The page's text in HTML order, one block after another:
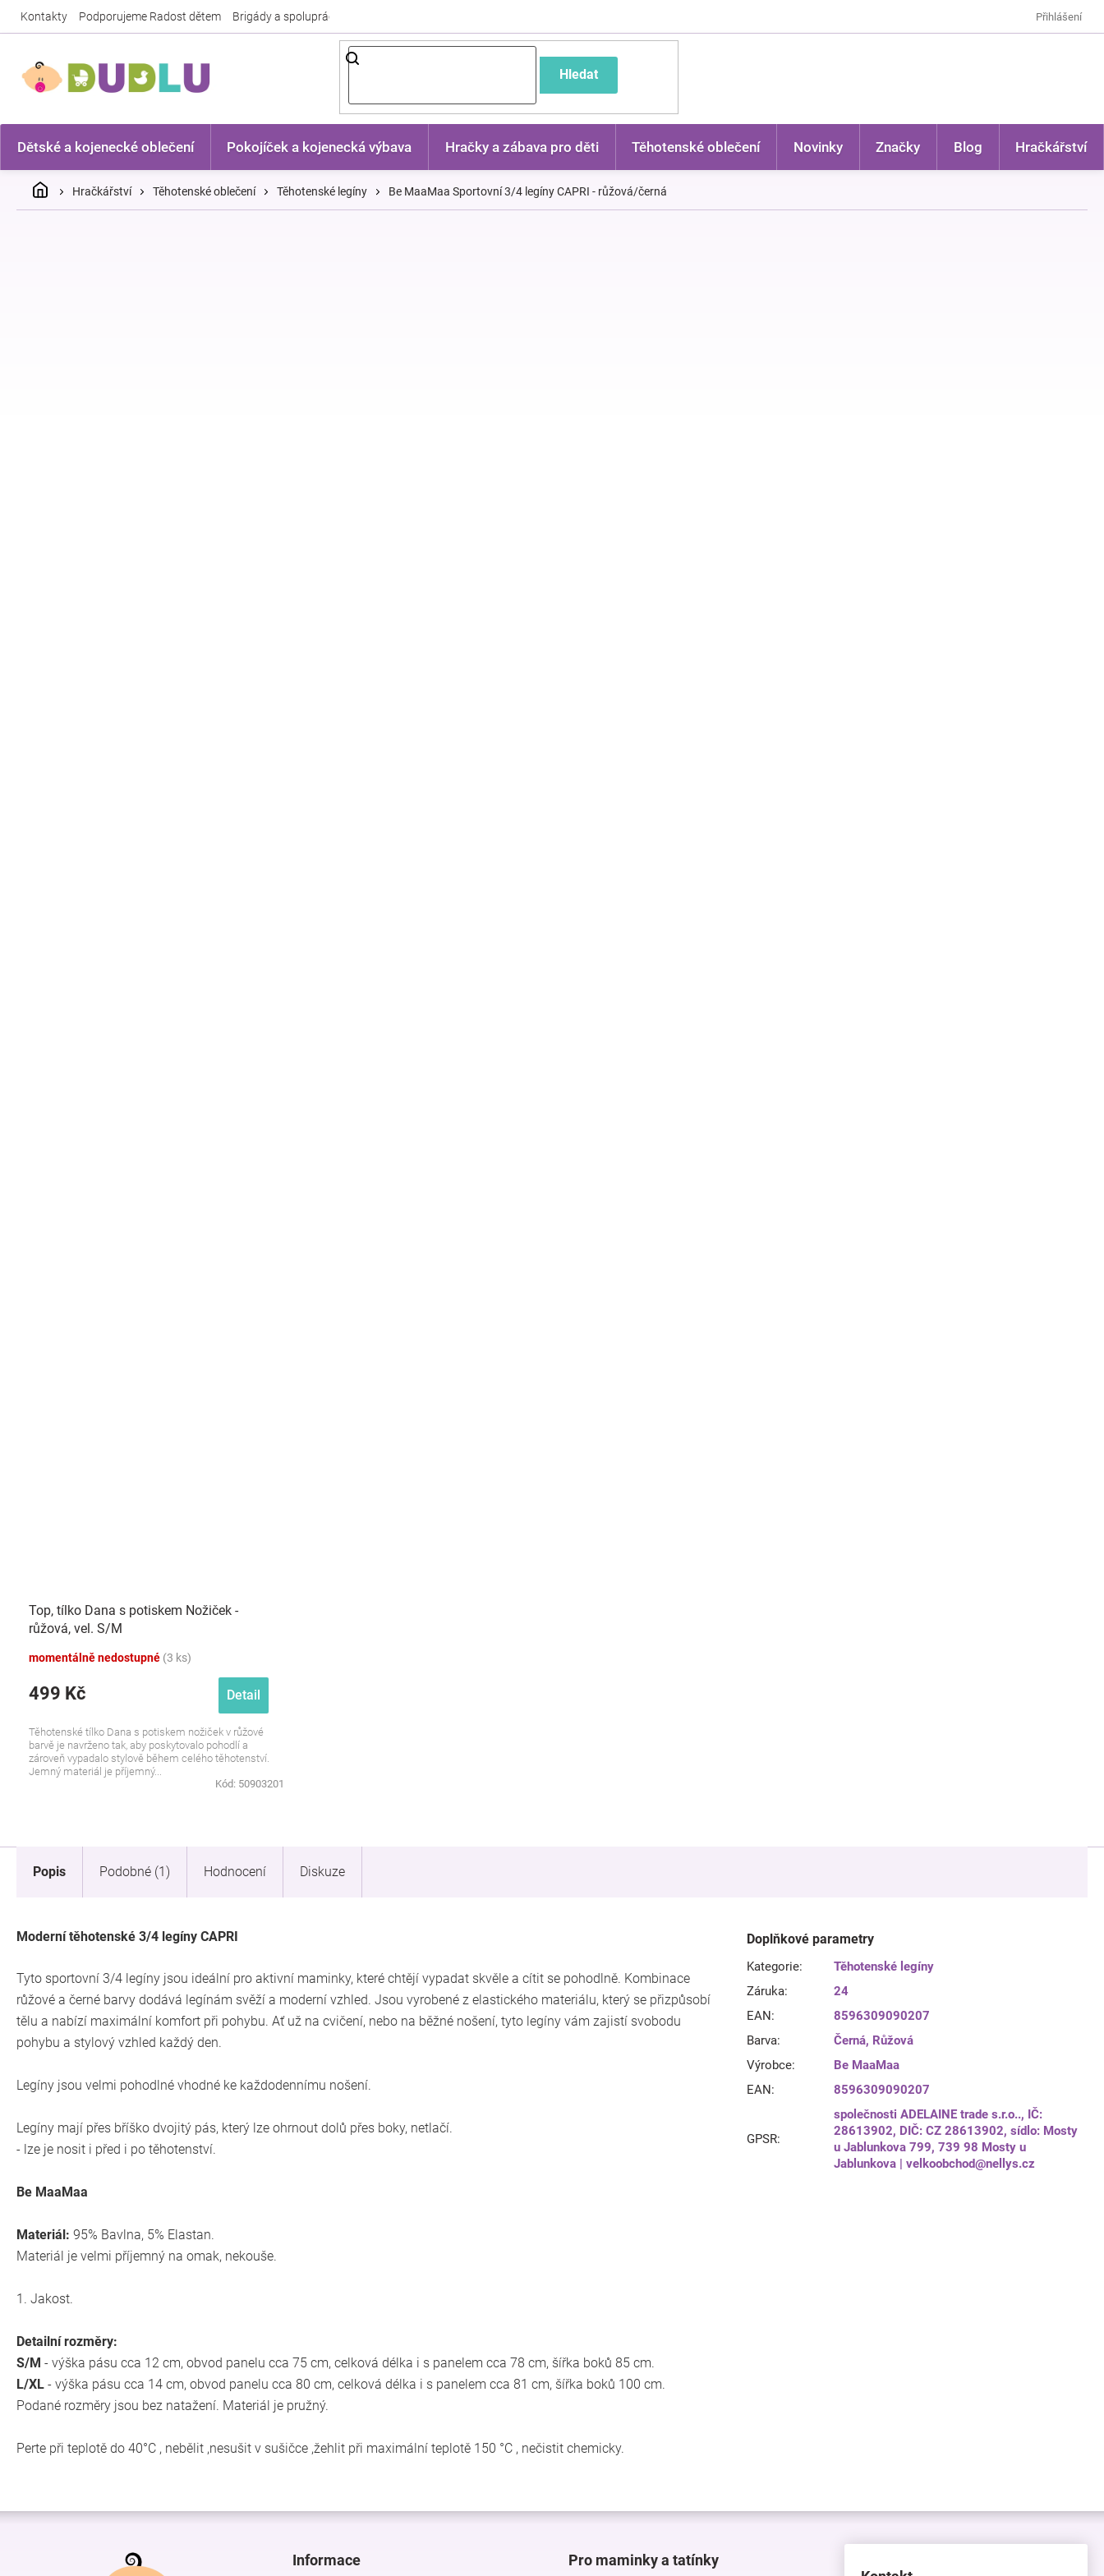
Kontakty Podporujeme Radost dětem Brigády a spolupráce Přihlášení
Hledat
Dětské a kojenecké oblečení Pokojíček a kojenecká výbava Hračky a zábava pro děti Těhotenské oblečení Novinky Značky Blog Hračkářství
DomůHračkářství Těhotenské oblečení Těhotenské legíny Be MaaMaa Sportovní 3/4 legíny CAPRI - růžová/černá
Top, tílko Dana s potiskem Nožiček -
růžová, vel. S/M
momentálně nedostupné (3 ks)
499 Kč Detail
Těhotenské tílko Dana s potiskem nožiček v růžové
barvě je navrženo tak, aby poskytovalo pohodlí a
zároveň vypadalo stylově během celého těhotenství.
Jemný materiál je příjemný...
Kód: 50903201
Popis Podobné (1) Hodnocení Diskuze
Moderní těhotenské 3/4 legíny CAPRI
Tyto sportovní 3/4 legíny jsou ideální pro aktivní maminky, které chtějí vypadat skvěle a cítit se pohodlně. Kombinace
růžové a černé barvy dodává legínám svěží a moderní vzhled. Jsou vyrobené z elastického materiálu, který se přizpůsobí
tělu a nabízí maximální komfort při pohybu. Ať už na cvičení, nebo na běžné nošení, tyto legíny vám zajistí svobodu
pohybu a stylový vzhled každý den.
Legíny jsou velmi pohodlné vhodné ke každodennímu nošení.
Legíny mají přes bříško dvojitý pás, který lze ohrnout dolů přes boky, netlačí.
- lze je nosit i před i po těhotenství.
Be MaaMaa
Materiál: 95% Bavlna, 5% Elastan.
Materiál je velmi příjemný na omak, nekouše.
1. Jakost.
Detailní rozměry:
S/M - výška pásu cca 12 cm, obvod panelu cca 75 cm, celková délka i s panelem cca 78 cm, šířka boků 85 cm.
L/XL - výška pásu cca 14 cm, obvod panelu cca 80 cm, celková délka i s panelem cca 81 cm, šířka boků 100 cm.
Podané rozměry jsou bez natažení. Materiál je pružný.
Perte při teplotě do 40°C , nebělit ,nesušit v sušičce ,žehlit při maximální teplotě 150 °C , nečistit chemicky.
Doplňkové parametry
Kategorie:
Těhotenské legíny
Záruka:
24
EAN:
8596309090207
Barva: Černá, Růžová
Výrobce:
Be MaaMaa
EAN: 8596309090207
GPSR:
společnosti ADELAINE trade s.r.o.., IČ:
28613902, DIČ: CZ 28613902, sídlo: Mosty
u Jablunkova 799, 739 98 Mosty u
Jablunkova | velkoobchod@nellys.cz
Z
Informace
Pro maminky a tatínky